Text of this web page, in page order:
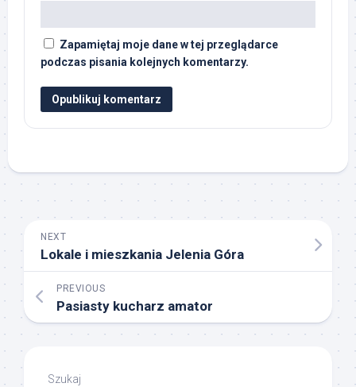
Zapamiętaj moje dane w tej przeglądarce
podczas pisania kolejnych komentarzy.
NEXT
Lokale i mieszkania Jelenia Góra
PREVIOUS
Pasiasty kucharz amator
Szukaj